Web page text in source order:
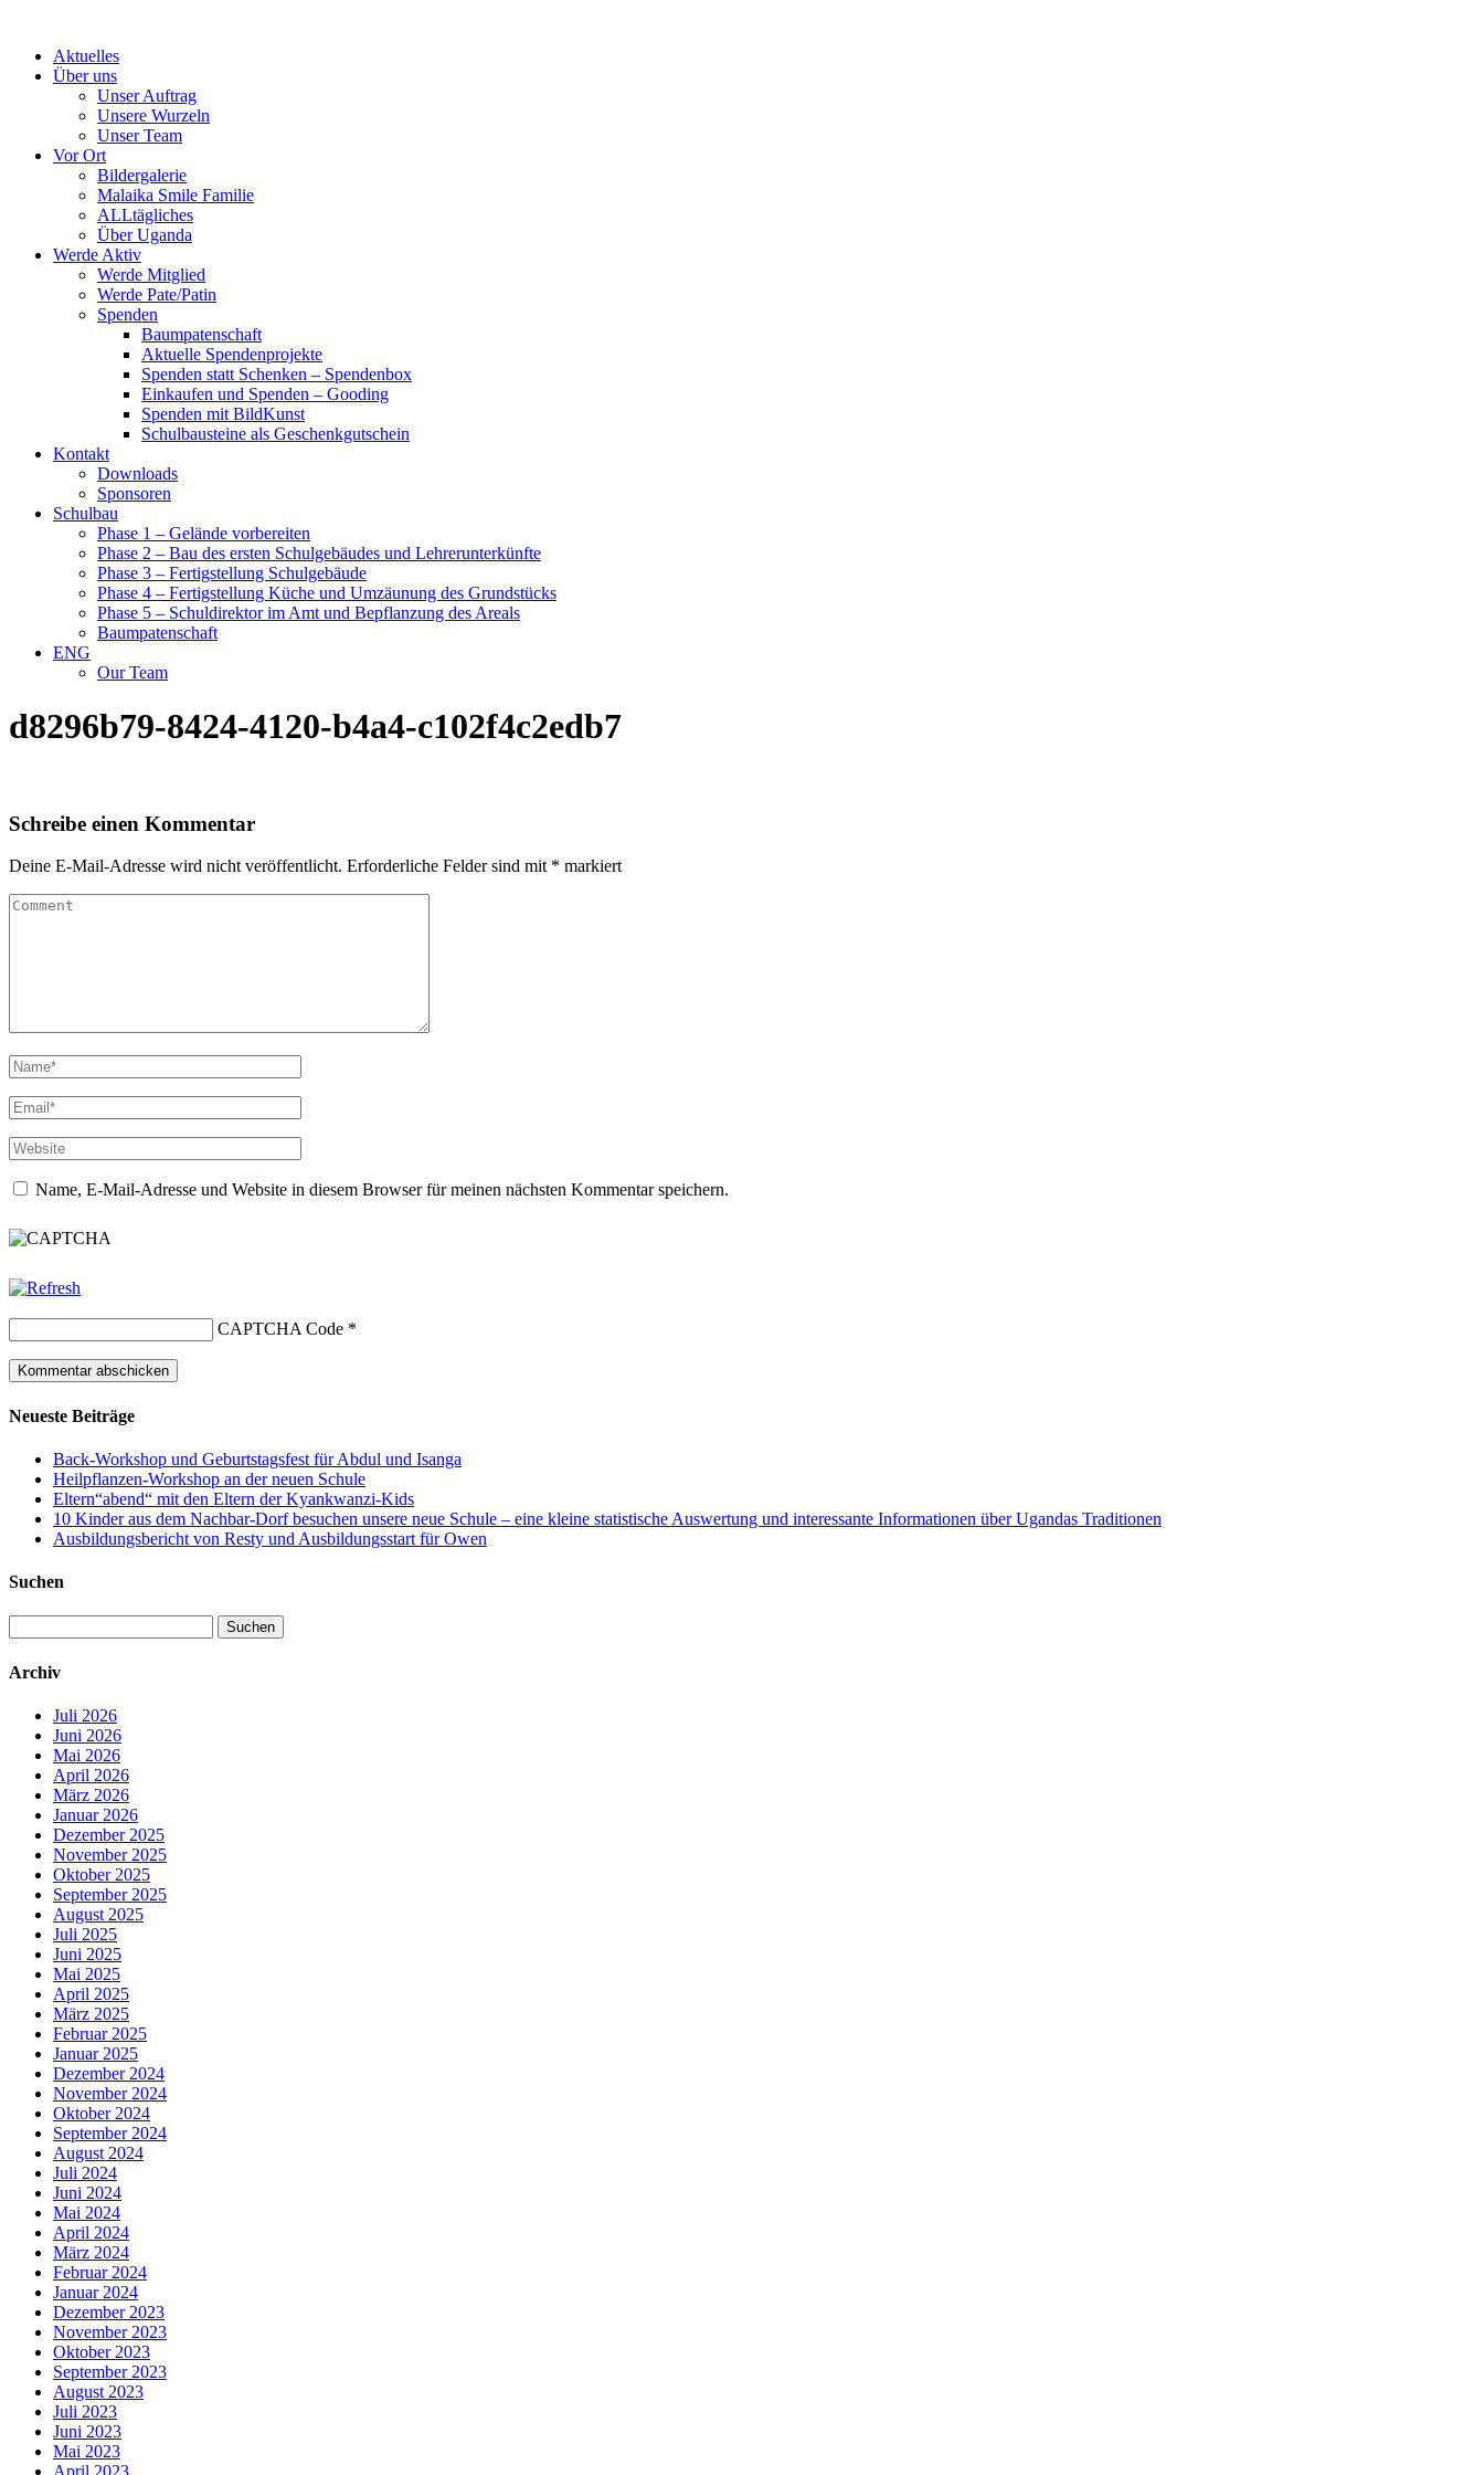
contentAktuelles
Über uns
Unser Auftrag
Unsere Wurzeln
Unser Team
Vor Ort
Bildergalerie
Malaika Smile Familie
ALLtägliches
Über Uganda
Werde Aktiv
Werde Mitglied
Werde Pate/Patin
Spenden
Baumpatenschaft
Aktuelle Spendenprojekte
Spenden statt Schenken – Spendenbox
Einkaufen und Spenden – Gooding
Spenden mit BildKunst
Schulbausteine als Geschenkgutschein
Kontakt
Downloads
Sponsoren
Schulbau
Phase 1 – Gelände vorbereiten
Phase 2 – Bau des ersten Schulgebäudes und Lehrerunterkünfte
Phase 3 – Fertigstellung Schulgebäude
Phase 4 – Fertigstellung Küche und Umzäunung des Grundstücks
Phase 5 – Schuldirektor im Amt und Bepflanzung des Areals
Baumpatenschaft
ENG
Our Team
d8296b79-8424-4120-b4a4-c102f4c2edb7
Schreibe einen Kommentar
Deine E-Mail-Adresse wird nicht veröffentlicht. Erforderliche Felder sind mit * markiert
Name, E-Mail-Adresse und Website in diesem Browser für meinen nächsten Kommentar speichern.
CAPTCHA Code *
Neueste Beiträge
Back-Workshop und Geburtstagsfest für Abdul und Isanga
Heilpflanzen-Workshop an der neuen Schule
Eltern“abend“ mit den Eltern der Kyankwanzi-Kids
10 Kinder aus dem Nachbar-Dorf besuchen unsere neue Schule – eine kleine statistische Auswertung und interessante Informationen über Ugandas Traditionen
Ausbildungsbericht von Resty und Ausbildungsstart für Owen
Suchen
nach:
Archiv
Juli 2026
Juni 2026
Mai 2026
April 2026
März 2026
Januar 2026
Dezember 2025
November 2025
Oktober 2025
September 2025
August 2025
Juli 2025
Juni 2025
Mai 2025
April 2025
März 2025
Februar 2025
Januar 2025
Dezember 2024
November 2024
Oktober 2024
September 2024
August 2024
Juli 2024
Juni 2024
Mai 2024
April 2024
März 2024
Februar 2024
Januar 2024
Dezember 2023
November 2023
Oktober 2023
September 2023
August 2023
Juli 2023
Juni 2023
Mai 2023
April 2023